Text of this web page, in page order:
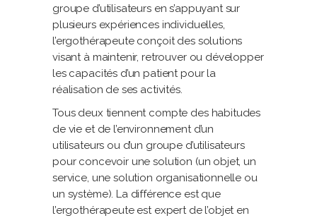
groupe d’utilisateurs en s’appuyant sur
plusieurs expériences individuelles,
l’ergothérapeute conçoit des solutions
visant à maintenir, retrouver ou développer
les capacités d’un patient pour la
réalisation de ses activités.
Tous deux tiennent compte des habitudes
de vie et de l’environnement d’un
utilisateurs ou d’un groupe d’utilisateurs
pour concevoir une solution (un objet, un
service, une solution organisationnelle ou
un système). La différence est que
l’ergothérapeute est expert de l’objet en